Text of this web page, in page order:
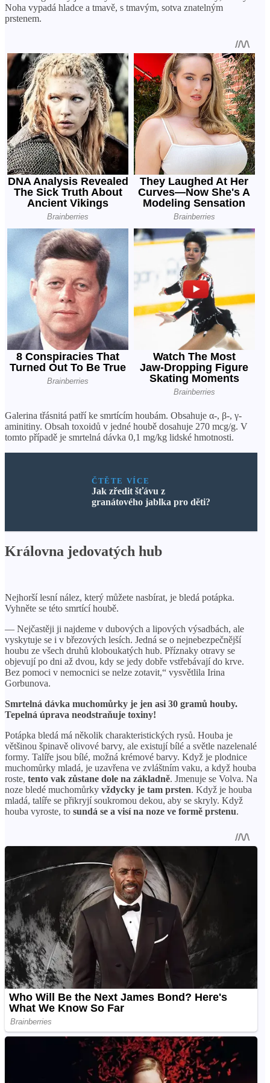
Noha vypadá hladce a tmavě, s tmavým, sotva znatelným
prstenem.
Galerina třásnitá patří ke smrtícím houbám. Obsahuje α-, β-, γ-
aminitiny. Obsah toxoidů v jedné houbě dosahuje 270 mcg/g. V
tomto případě je smrtelná dávka 0,1 mg/kg lidské hmotnosti.
ČTĚTE VÍCE
Jak zředit šťávu z
granátového jablka pro děti?
Královna jedovatých hub
Nejhorší lesní nález, který můžete nasbírat, je bledá potápka.
Vyhněte se této smrtící houbě.
— Nejčastěji ji najdeme v dubových a lipových výsadbách, ale
vyskytuje se i v březových lesích. Jedná se o nejnebezpečnější
houbu ze všech druhů kloboukatých hub. Příznaky otravy se
objevují po dni až dvou, kdy se jedy dobře vstřebávají do krve.
Bez pomoci v nemocnici se nelze zotavit,“ vysvětlila Irina
Gorbunova.
Smrtelná dávka muchomůrky je jen asi 30 gramů houby.
Tepelná úprava neodstraňuje toxiny!
Potápka bledá má několik charakteristických rysů. Houba je
většinou špinavě olivové barvy, ale existují bílé a světle nazelenalé
formy. Talíře jsou bílé, možná krémové barvy. Když je plodnice
muchomůrky mladá, je uzavřena ve zvláštním vaku, a když houba
roste, tento vak zůstane dole na základně. Jmenuje se Volva. Na
noze bledé muchomůrky vždycky je tam prsten. Když je houba
mladá, talíře se přikryjí soukromou dekou, aby se skryly. Když
houba vyroste, to sundá se a visí na noze ve formě prstenu.